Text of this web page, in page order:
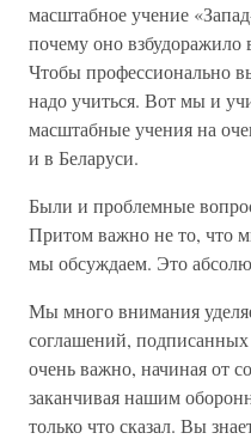
масштабное учение
почему оно
Чтобы профессионально
надо учиться. Вот мы и
масштабные учения на
и в Беларуси.
Были и проблемные
Притом важно не то, что
мы обсуждаем. Это
Мы много внимания
соглашений,
очень важно, начиная от
заканчивая нашим
только что сказал. Вы